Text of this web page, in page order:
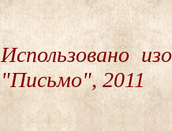
Использовано
"Письмо", 2011